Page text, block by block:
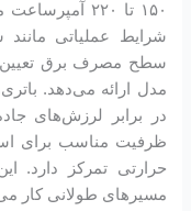
۱۵۰ تا ۲۲۰
شرایط عملیاتی
سطح مصرف برق تعیین
مدل ارائه می‌دهد.
در برابر لرزش‌های
ظرفیت مناسب برای
حرارتی تمرکز دارد.
مسیرهای طولانی کار